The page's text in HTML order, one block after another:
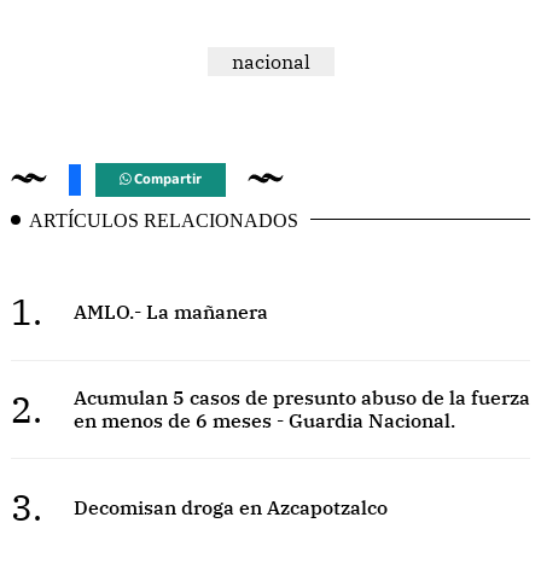
nacional
Compartir
ARTÍCULOS RELACIONADOS
1. AMLO.- La mañanera
2.
Acumulan 5 casos de presunto abuso de la fuerza
en menos de 6 meses - Guardia Nacional.
3. Decomisan droga en Azcapotzalco